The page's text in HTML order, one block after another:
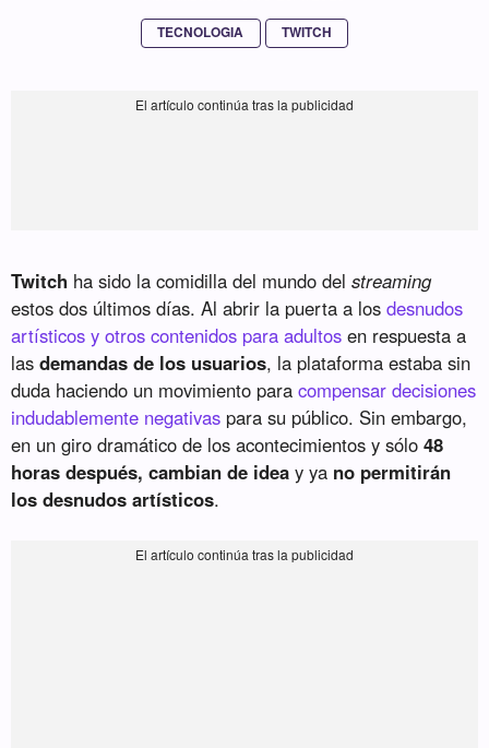
TECNOLOGIA TWITCH
Twitch ha sido la comidilla del mundo delstreaming
estos dos últimos días. Al abrir la puerta a losdesnudos
artísticos y otros contenidos para adultos en respuesta a
lasdemandas de los usuarios, la plataforma estaba sin
duda haciendo un movimiento paracompensar decisiones
indudablemente negativas para su público. Sin embargo,
en un giro dramático de los acontecimientos y sólo48
horas después, cambian de idea y ya no permitirán
los desnudos artísticos.